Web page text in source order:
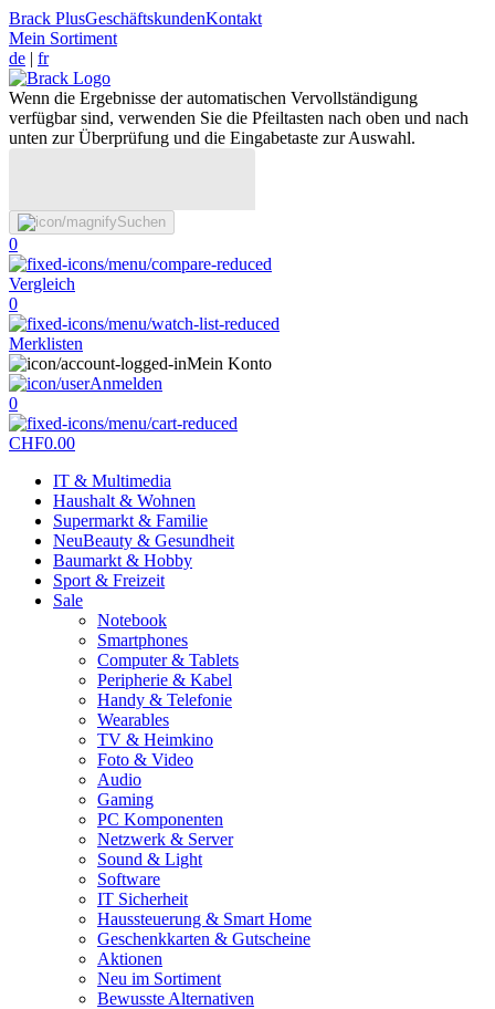
Brack PlusGeschäftskundenKontakt
Mein Sortiment
de | fr
Wenn die Ergebnisse der automatischen Vervollständigung
verfügbar sind, verwenden Sie die Pfeiltasten nach oben und nach
unten zur Überprüfung und die Eingabetaste zur Auswahl.
Suchen
0
Vergleich
0
Merklisten
Mein Konto
Anmelden
0
CHF0.00
IT & Multimedia
Haushalt & Wohnen
Supermarkt & Familie
NeuBeauty & Gesundheit
Baumarkt & Hobby
Sport & Freizeit
Sale
Notebook
Smartphones
Computer & Tablets
Peripherie & Kabel
Handy & Telefonie
Wearables
TV & Heimkino
Foto & Video
Audio
Gaming
PC Komponenten
Netzwerk & Server
Sound & Light
Software
IT Sicherheit
Haussteuerung & Smart Home
Geschenkkarten & Gutscheine
Aktionen
Neu im Sortiment
Bewusste Alternativen